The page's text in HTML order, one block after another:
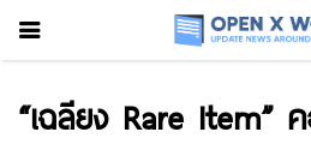
“เฉลียง Rare Item”